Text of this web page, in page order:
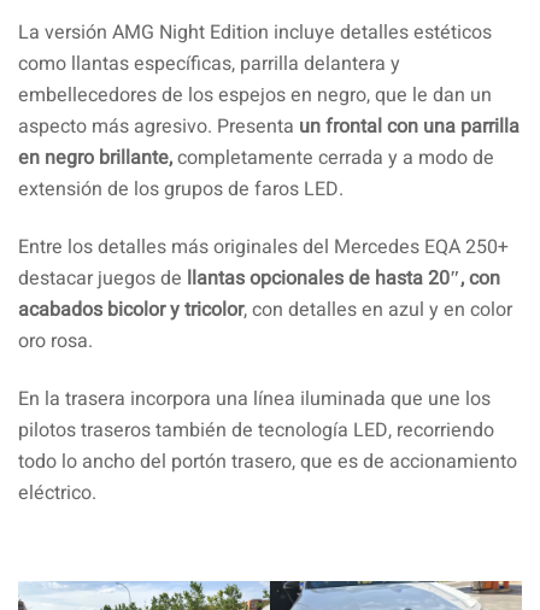
La versión AMG Night Edition incluye detalles estéticos
como llantas específicas, parrilla delantera y
embellecedores de los espejos en negro, que le dan un
aspecto más agresivo. Presenta un frontal con una parrilla
en negro brillante,completamente cerrada y a modo de
extensión de los grupos de faros LED.
Entre los detalles más originales del Mercedes EQA 250+
destacar juegos de llantas opcionales de hasta 20″, con
acabados bicolor y tricolor, con detalles en azul y en color
oro rosa.
En la trasera incorpora una línea iluminada que une los
pilotos traseros también de tecnología LED, recorriendo
todo lo ancho del portón trasero, que es de accionamiento
eléctrico.